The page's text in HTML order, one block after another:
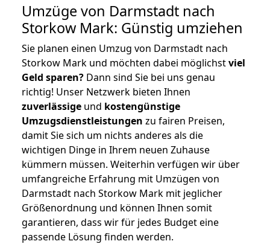
Umzüge von Darmstadt nach
Storkow Mark: Günstig umziehen
Sie planen einen Umzug von Darmstadt nach
Storkow Mark und möchten dabei möglichstviel
Geld sparen? Dann sind Sie bei uns genau
richtig! Unser Netzwerk bieten Ihnen
zuverlässige und kostengünstige
Umzugsdienstleistungen zu fairen Preisen,
damit Sie sich um nichts anderes als die
wichtigen Dinge in Ihrem neuen Zuhause
kümmern müssen. Weiterhin verfügen wir über
umfangreiche Erfahrung mit Umzügen von
Darmstadt nach Storkow Mark mit jeglicher
Größenordnung und können Ihnen somit
garantieren, dass wir für jedes Budget eine
passende Lösung finden werden.